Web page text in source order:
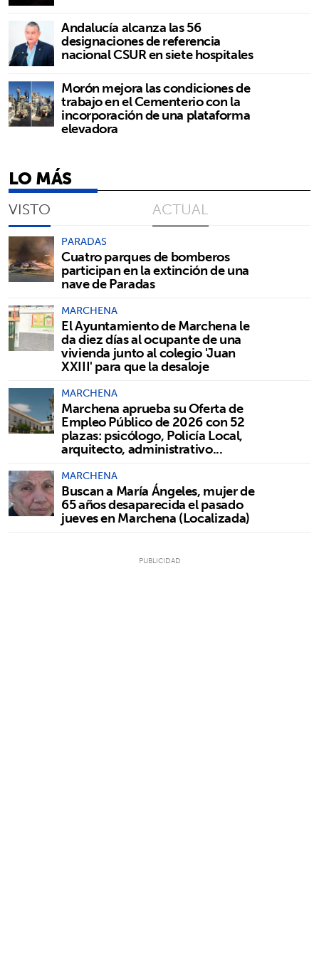
Andalucía alcanza las 56
designaciones de referencia
nacional CSUR en siete hospitales
Morón mejora las condiciones de
trabajo en el Cementerio con la
incorporación de una plataforma
elevadora
LO MÁS
VISTO ACTUAL
PARADAS
Cuatro parques de bomberos
participan en la extinción de una
nave de Paradas
MARCHENA
El Ayuntamiento de Marchena le
da diez días al ocupante de una
vivienda junto al colegio 'Juan
XXIII' para que la desaloje
MARCHENA
Marchena aprueba su Oferta de
Empleo Público de 2026 con 52
plazas: psicólogo, Policía Local,
arquitecto, administrativo...
MARCHENA
Buscan a María Ángeles, mujer de
65 años desaparecida el pasado
jueves en Marchena (Localizada)